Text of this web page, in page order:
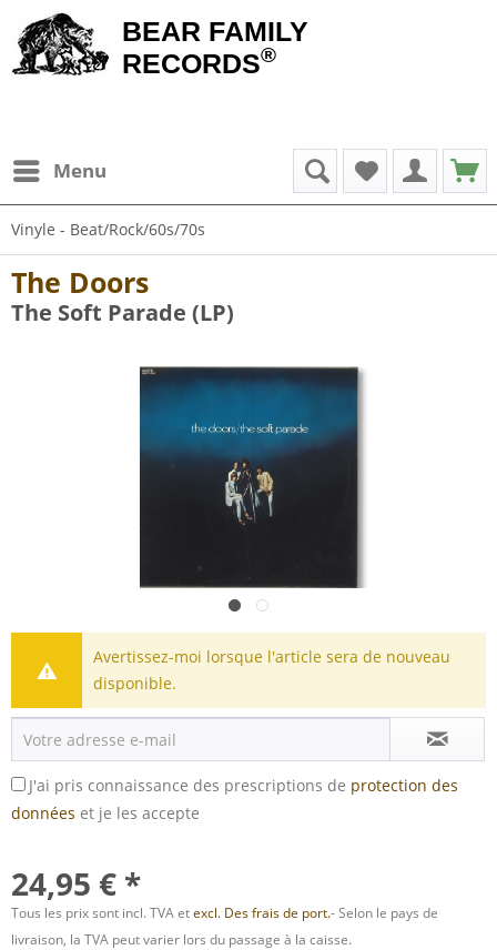
BEAR FAMILY
RECORDS®
Menu
Vinyle - Beat/Rock/60s/70s
The Doors
The Soft Parade (LP)
Avertissez-moi lorsque l'article sera de nouveau
disponible.
J'ai pris connaissance des prescriptions de protection des
données et je les accepte
24,95 € *
Tous les prix sont incl. TVA etexcl. Des frais de port.- Selon le pays de
livraison, la TVA peut varier lors du passage à la caisse.